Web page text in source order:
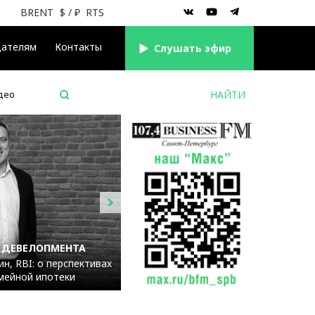
Контакты Cлушать эфир
BRENT $ / ₽ RTS
ДЕВЕЛОПМЕНТА
RBI: о перспективах
ипотеки